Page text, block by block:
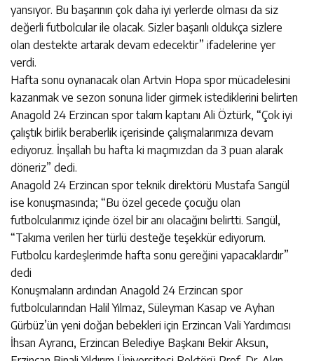
yansıyor. Bu başarının çok daha iyi yerlerde olması da siz
değerli futbolcular ile olacak. Sizler başarılı oldukça sizlere
olan destekte artarak devam edecektir” ifadelerine yer
verdi.
Hafta sonu oynanacak olan Artvin Hopa spor mücadelesini
kazanmak ve sezon sonuna lider girmek istediklerini belirten
Anagold 24 Erzincan spor takım kaptanı Ali Öztürk, “Çok iyi
çalıştık birlik beraberlik içerisinde çalışmalarımıza devam
ediyoruz. İnşallah bu hafta ki maçımızdan da 3 puan alarak
döneriz” dedi.
Anagold 24 Erzincan spor teknik direktörü Mustafa Sarıgül
ise konuşmasında; “Bu özel gecede çocuğu olan
futbolcularımız içinde özel bir anı olacağını belirtti. Sarıgül,
“Takıma verilen her türlü desteğe teşekkür ediyorum.
Futbolcu kardeşlerimde hafta sonu gereğini yapacaklardır”
dedi
Konuşmaların ardından Anagold 24 Erzincan spor
futbolcularından Halil Yılmaz, Süleyman Kasap ve Ayhan
Gürbüz’ün yeni doğan bebekleri için Erzincan Vali Yardımcısı
İhsan Ayrancı, Erzincan Belediye Başkanı Bekir Aksun,